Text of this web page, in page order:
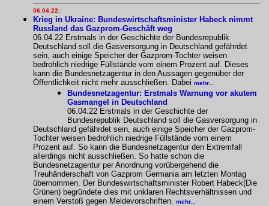
06.04.22:
Krieg in Ukraine: Bundeswirtschaftsminister Habeck nimmt
Russland das Gazprom-Geschäft weg
06.04.22 Erstmals in der Geschichte der Bundesrepublik
Deutschland soll die Gasversorgung in Deutschland gefährdet
sein, auch einige Speicher der Gazprom-Tochter weisen
bedrohlich niedrige Füllstände vom einem Prozent auf. Dieses
kann die Bundesnetzagentur in den Aussagen gegenüber der
Öffentlichkeit nicht mehr ausschließen. Dabei mehr...
Bundesnetzagentur: Erstmals Warnung vor akutem
Gasmangel in Deutschland
06.04.22 Erstmals in der Geschichte der
Bundesrepublik Deutschland soll die Gasversorgung in
Deutschland gefährdet sein, auch einige Speicher der Gazprom-
Tochter weisen bedrohlich niedrige Füllstände vom einem
Prozent auf. So kann die Bundesnetzagentur den Extremfall
allerdings nicht ausschließen. So hatte schon die
Bundesnetzagentur per Anordnung vorübergehend die
Treuhänderschaft von Gazprom Germania am letzten Montag
übernommen. Der Bundeswirtschaftsminister Robert Habeck(Die
Grünen) begründete dies mit unklaren Rechtsverhältnissen und
einem Verstoß gegen Meldevorschriften.
mehr...